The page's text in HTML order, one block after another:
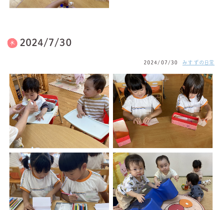
2024/7/30
2024/07/30 みすずの日常